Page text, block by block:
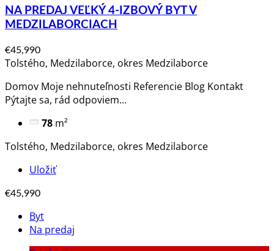
NA PREDAJ VEĽKÝ 4-IZBOVÝ BYT V
MEDZILABORCIACH
€45,990
Tolstého, Medzilaborce, okres Medzilaborce
Domov Moje nehnuteľnosti Referencie Blog Kontakt
Pýtajte sa, rád odpoviem​...
78 m²
Tolstého, Medzilaborce, okres Medzilaborce
Uložiť
€45,990
Byt
Na predaj